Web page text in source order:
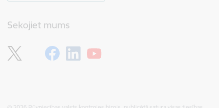
Sekojiet mums